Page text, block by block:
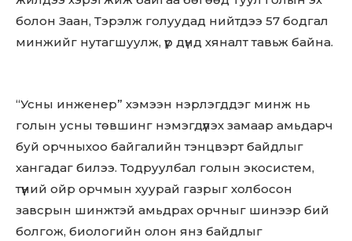
болон Заан, Тэрэлж голуудад нийтдээ 57 бодгал
минжийг нутагшуулж, үр дүнд хяналт тавьж байна.
“Усны инженер” хэмээн нэрлэгддэг минж нь
голын усны төвшинг нэмэгдүүлэх замаар амьдарч
буй орчныхоо байгалийн тэнцвэрт байдлыг
хангадаг билээ. Тодруулбал голын экосистем,
түүний ойр орчмын хуурай газрыг холбосон
завсрын шинжтэй амьдрах орчныг шинээр бий
болгож, биологийн олон янз байдлыг